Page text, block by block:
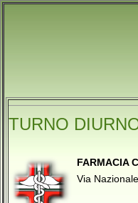
TURNO
FARMACIA
Via